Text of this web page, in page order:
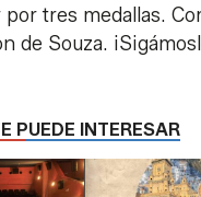
tres medallas.
de Souza.
PUEDE INTERESAR